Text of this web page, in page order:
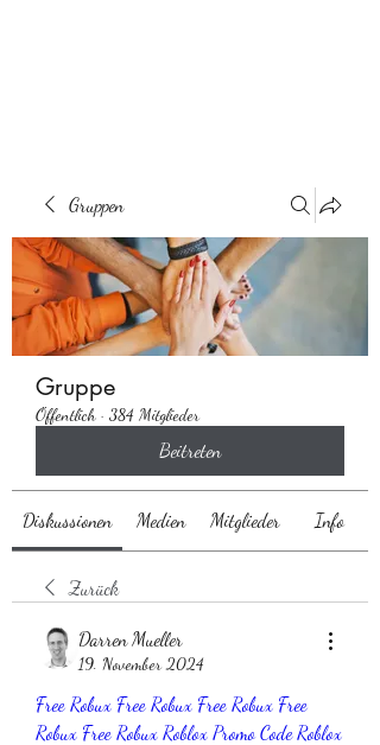
Gruppen
Gruppe
Öffentlich · 384 Mitglieder
Beitreten
Diskussionen Medien Mitglieder Info
Zurück
Darren Mueller
19. November 2024
Free Robux Free Robux Free Robux Free
Robux Free Robux Roblox Promo Code Roblox